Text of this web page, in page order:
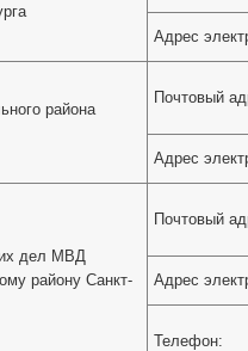
Адрес
района
Почтовый
Адрес
дел МВД
району Санкт-
Почтовый
Адрес
Телефон: